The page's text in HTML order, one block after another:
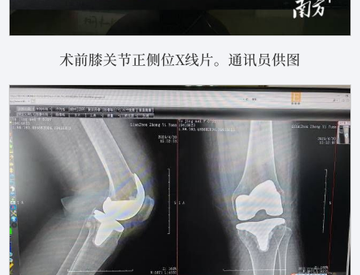
术前膝关节正侧位X线片。通讯员供图